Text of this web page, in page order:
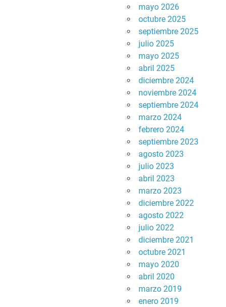
mayo 2026
octubre 2025
septiembre 2025
julio 2025
mayo 2025
abril 2025
diciembre 2024
noviembre 2024
septiembre 2024
marzo 2024
febrero 2024
septiembre 2023
agosto 2023
julio 2023
abril 2023
marzo 2023
diciembre 2022
agosto 2022
julio 2022
diciembre 2021
octubre 2021
mayo 2020
abril 2020
marzo 2019
enero 2019